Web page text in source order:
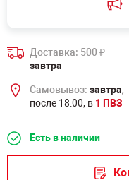
Доставка: 500₽
завтра
Самовывоз: завтра,
после 18:00, в 1 ПВЗ
Есть в наличии